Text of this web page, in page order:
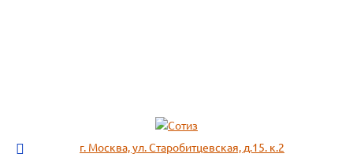
г. Москва, ул. Старобитцевская, д.15. к.2